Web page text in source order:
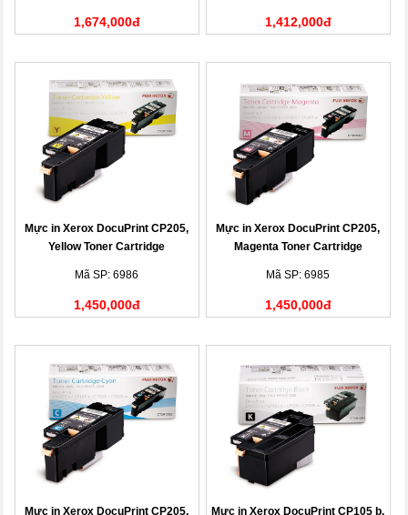
1,674,000đ 1,412,000đ
Mực in Xerox DocuPrint CP205,
Yellow Toner Cartridge
Mã SP: 6986
1,450,000đ
Mực in Xerox DocuPrint CP205,
Magenta Toner Cartridge
Mã SP: 6985
1,450,000đ
Mực in Xerox DocuPrint CP205, Mực in Xerox DocuPrint CP105 b,